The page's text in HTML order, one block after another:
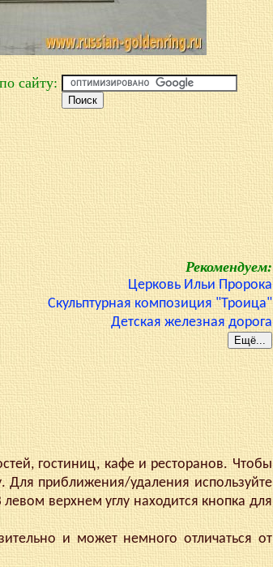
сайту:
Рекомендуем:
Церковь Ильи Пророка
Скульптурная композиция "Троица"
Детская железная дорога
гостиниц, кафе и ресторанов. Чтобы
приближения/удаления используйте
верхнем углу находится кнопка для
и может немного отличаться от